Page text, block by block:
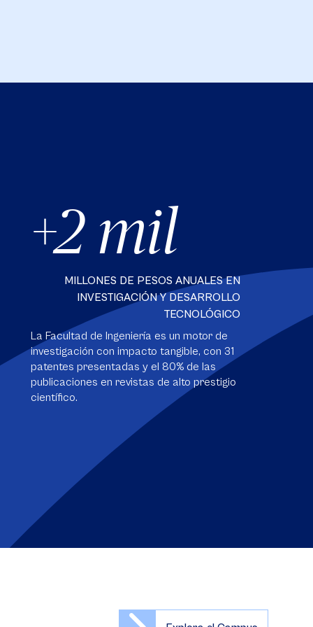
+2 mil
MILLONES DE PESOS ANUALES EN
INVESTIGACIÓN Y DESARROLLO
TECNOLÓGICO
La Facultad de Ingeniería es un motor de
investigación con impacto tangible, con 31
patentes presentadas y el 80% de las
publicaciones en revistas de alto prestigio
científico.